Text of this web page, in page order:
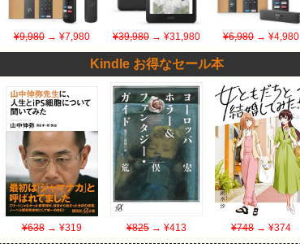
¥9,980→ ¥7,980 ¥39,980→ ¥31,980 ¥6,980→ ¥4,980
Kindle お得なセール本
¥638→ ¥319 ¥825→ ¥413 ¥748→ ¥374